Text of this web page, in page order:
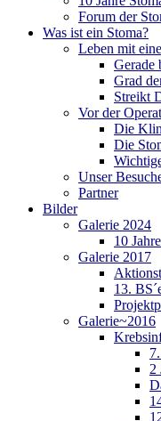
Forum der
Was ist ein Stoma?
Leben mit
Gerade
Grad
Streikt
Vor der
Die
Die
Unser
Partner
Bilder
Galerie 2024
10
Galerie 2017
13.
Galerie~2016
2